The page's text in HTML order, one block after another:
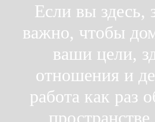
Если вы здесь,
важно, чтобы
ваши цели,
отношения и
работа как раз